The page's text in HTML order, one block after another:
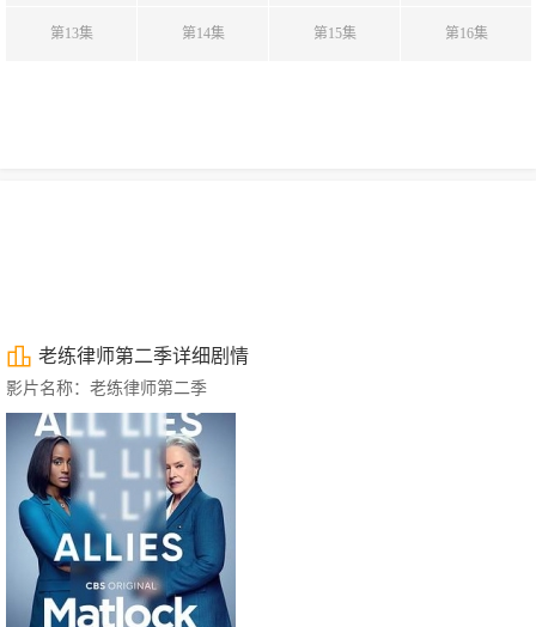
第13集 第14集 第15集 第16集
老练律师第二季详细剧情
影片名称：老练律师第二季